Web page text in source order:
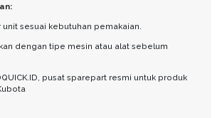
sesuai kebutuhan pemakaian.
dengan tipe mesin atau alat sebelum
pusat sparepart resmi untuk produk